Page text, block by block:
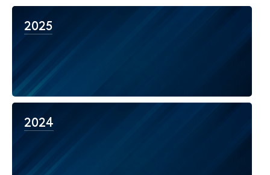
2025
2024